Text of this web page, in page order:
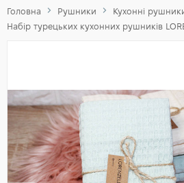
Головна Рушники
Кухонні
Набір турецьких кухонних рушників